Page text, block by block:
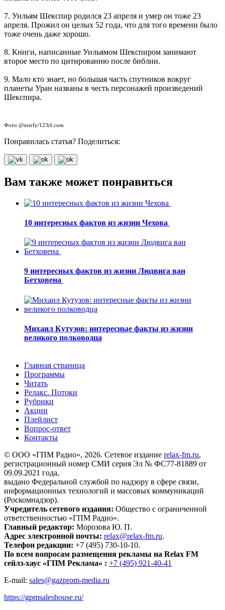
7. Уильям Шекспир родился 23 апреля и умер он тоже 23
апреля. Прожил он целых 52 года, что для того времени было
тоже очень даже хорошо.
8. Книги, написанные Уильямом Шекспиром занимают
второе место по цитированию после библии.
9. Мало кто знает, но большая часть спутников вокруг
планеты Уран названы в честь персонажей произведений
Шекспира.
Фото @neirfy/123rf.com
Понравилась статья? Поделиться:
Вам также может понравиться
10 интересных фактов из жизни Чехова
9 интересных фактов из жизни Людвига ван
Бетховена
Михаил Кутузов: интересные факты из жизни
великого полководца
Главная страница
Программы
Читать
Релакс. Потоки
Рубрики
Акции
Плейлист
Вопрос-ответ
Контакты
© ООО «ГПМ Радио», 2026. Сетевое издание relax-fm.ru,
регистрационный номер СМИ серия Эл № ФС77-81889 от
09.09.2021 года,
выдано Федеральной службой по надзору в сфере связи,
информационных технологий и массовых коммуникаций
(Роскомнадзор).
Учредитель сетевого издания: Общество с ограниченной
ответственностью «ГПМ Радио».
Главный редактор: Морозова Ю. П.
Адрес электронной почты: relax@relax-fm.ru.
Телефон редакции: +7 (495) 730-10-10.
По всем вопросам размещения рекламы на Relax FM
сейлз-хаус «ГПМ Реклама» : +7 (495) 921-40-41
E-mail: sales@gazprom-media.ru
https://gpmsaleshouse.ru/